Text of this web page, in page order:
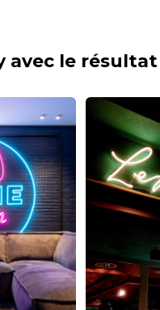
le résultat